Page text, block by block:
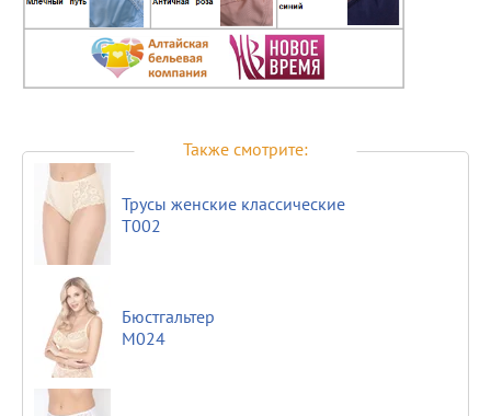
Также смотрите:
Трусы женские классические
Т002
Бюстгальтер
М024